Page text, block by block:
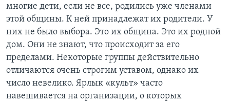
многие дети, если не все, родились уже членами
этой общины. К ней принадлежат их родители. У
них не было выбора. Это их община. Это их родной
дом. Они не знают, что происходит за его
пределами. Некоторые группы действительно
отличаются очень строгим уставом, однако их
число невелико. Ярлык «культ» часто
навешивается на организации, о которых